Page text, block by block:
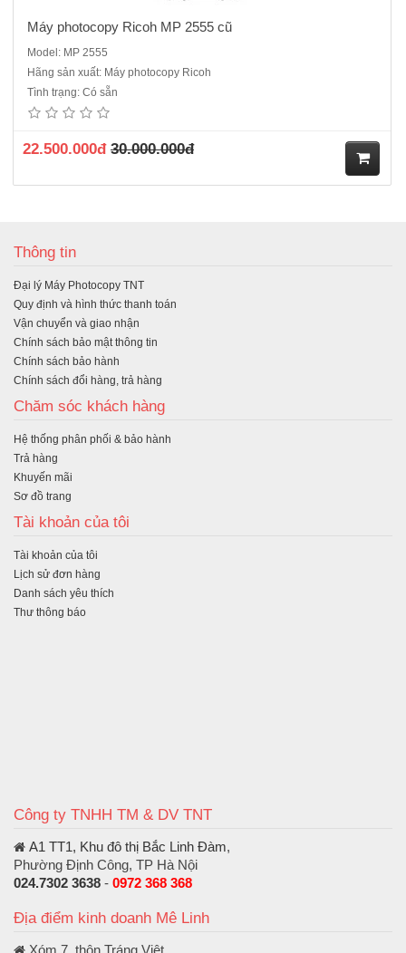
Máy photocopy Ricoh MP 2555 cũ
Model: MP 2555
Hãng sản xuất: Máy photocopy Ricoh
Tình trạng: Có sẵn
22.500.000đ 30.000.000đ
Thông tin
Đại lý Máy Photocopy TNT
Quy định và hình thức thanh toán
Vận chuyển và giao nhận
Chính sách bảo mật thông tin
Chính sách bảo hành
Chính sách đổi hàng, trả hàng
Chăm sóc khách hàng
Hệ thống phân phối & bảo hành
Trả hàng
Khuyến mãi
Sơ đồ trang
Tài khoản của tôi
Tài khoản của tôi
Lịch sử đơn hàng
Danh sách yêu thích
Thư thông báo
Công ty TNHH TM & DV TNT
A1 TT1, Khu đô thị Bắc Linh Đàm,
Phường Định Công, TP Hà Nội
024.7302 3638 - 0972 368 368
Địa điểm kinh doanh Mê Linh